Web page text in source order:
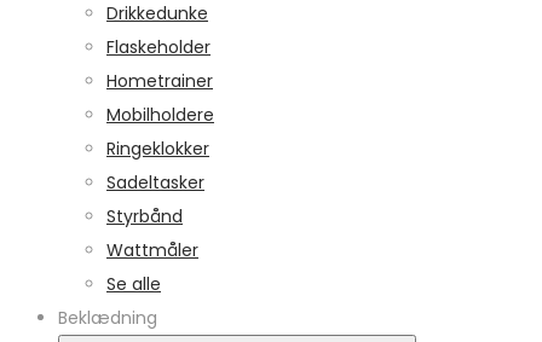
Drikkedunke
Flaskeholder
Hometrainer
Mobilholdere
Ringeklokker
Sadeltasker
Styrbånd
Wattmåler
Se alle
Beklædning